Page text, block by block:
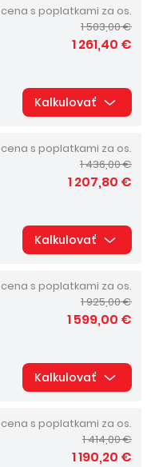
cena s poplatkami za os.
1 503,00 €
1 261,40 €
Kalkulovať
cena s poplatkami za os.
1 436,00 €
1 207,80 €
Kalkulovať
cena s poplatkami za os.
1 925,00 €
1 599,00 €
Kalkulovať
cena s poplatkami za os.
1 414,00 €
1 190,20 €